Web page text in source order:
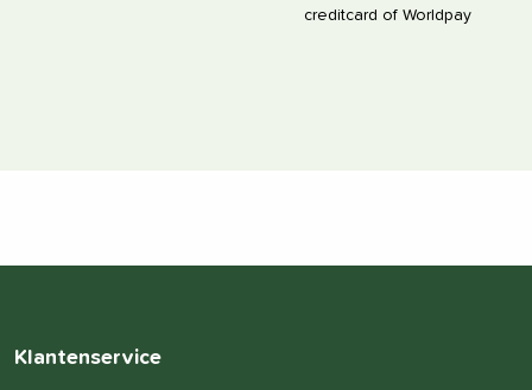
creditcard of Worldpay
Klantenservice